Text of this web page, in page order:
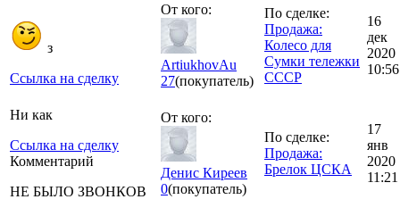
з
Ссылка на сделку
От кого:
ArtiukhovAu
27(покупатель)
По сделке:
Продажа:
Колесо для
Сумки тележки
СССР
16
дек
2020
10:56
Ни как
Ссылка на сделку
Комментарий
НЕ БЫЛО ЗВОНКОВ
От кого:
Денис Киреев
0(покупатель)
По сделке:
Продажа:
Брелок ЦСКА
17
янв
2020
11:21